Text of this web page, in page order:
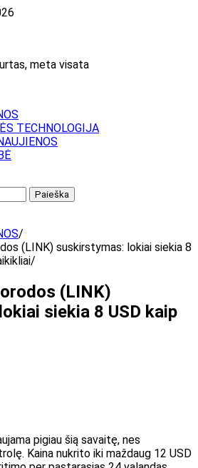
meta visata
TECHNOLOGIJA
(LINK) suskirstymas: lokiai siekia 8
(LINK)
siekia 8 USD kaip
pigiau šią savaitę, nes
Kaina nukrito iki maždaug 12 USD